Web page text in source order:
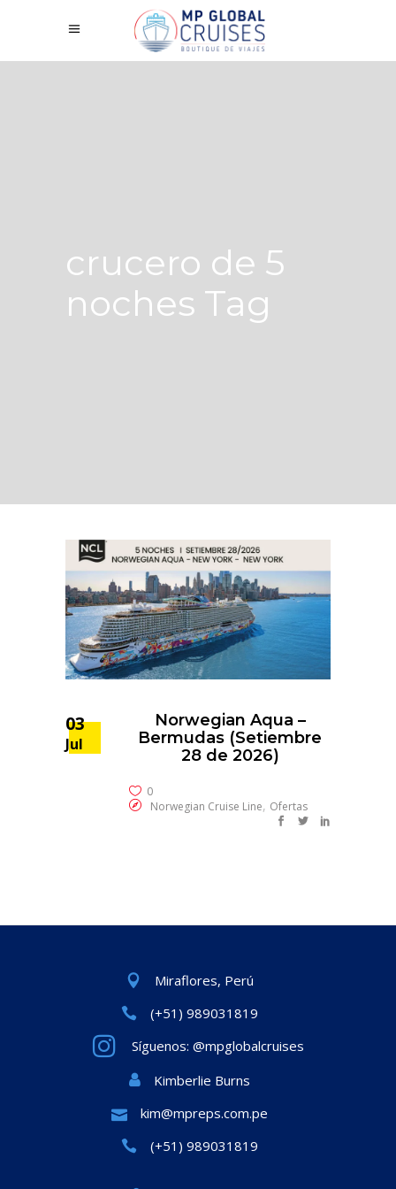
crucero de 5
noches Tag
03
Jul
Norwegian Aqua –
Bermudas (Setiembre
28 de 2026)
0
Norwegian Cruise Line, Ofertas
Miraflores, Perú
(+51) 989031819
Síguenos: @mpglobalcruises
Kimberlie Burns
kim@mpreps.com.pe
(+51) 989031819